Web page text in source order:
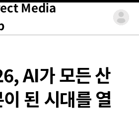
Media
AI가 모든 산
된 시대를 열